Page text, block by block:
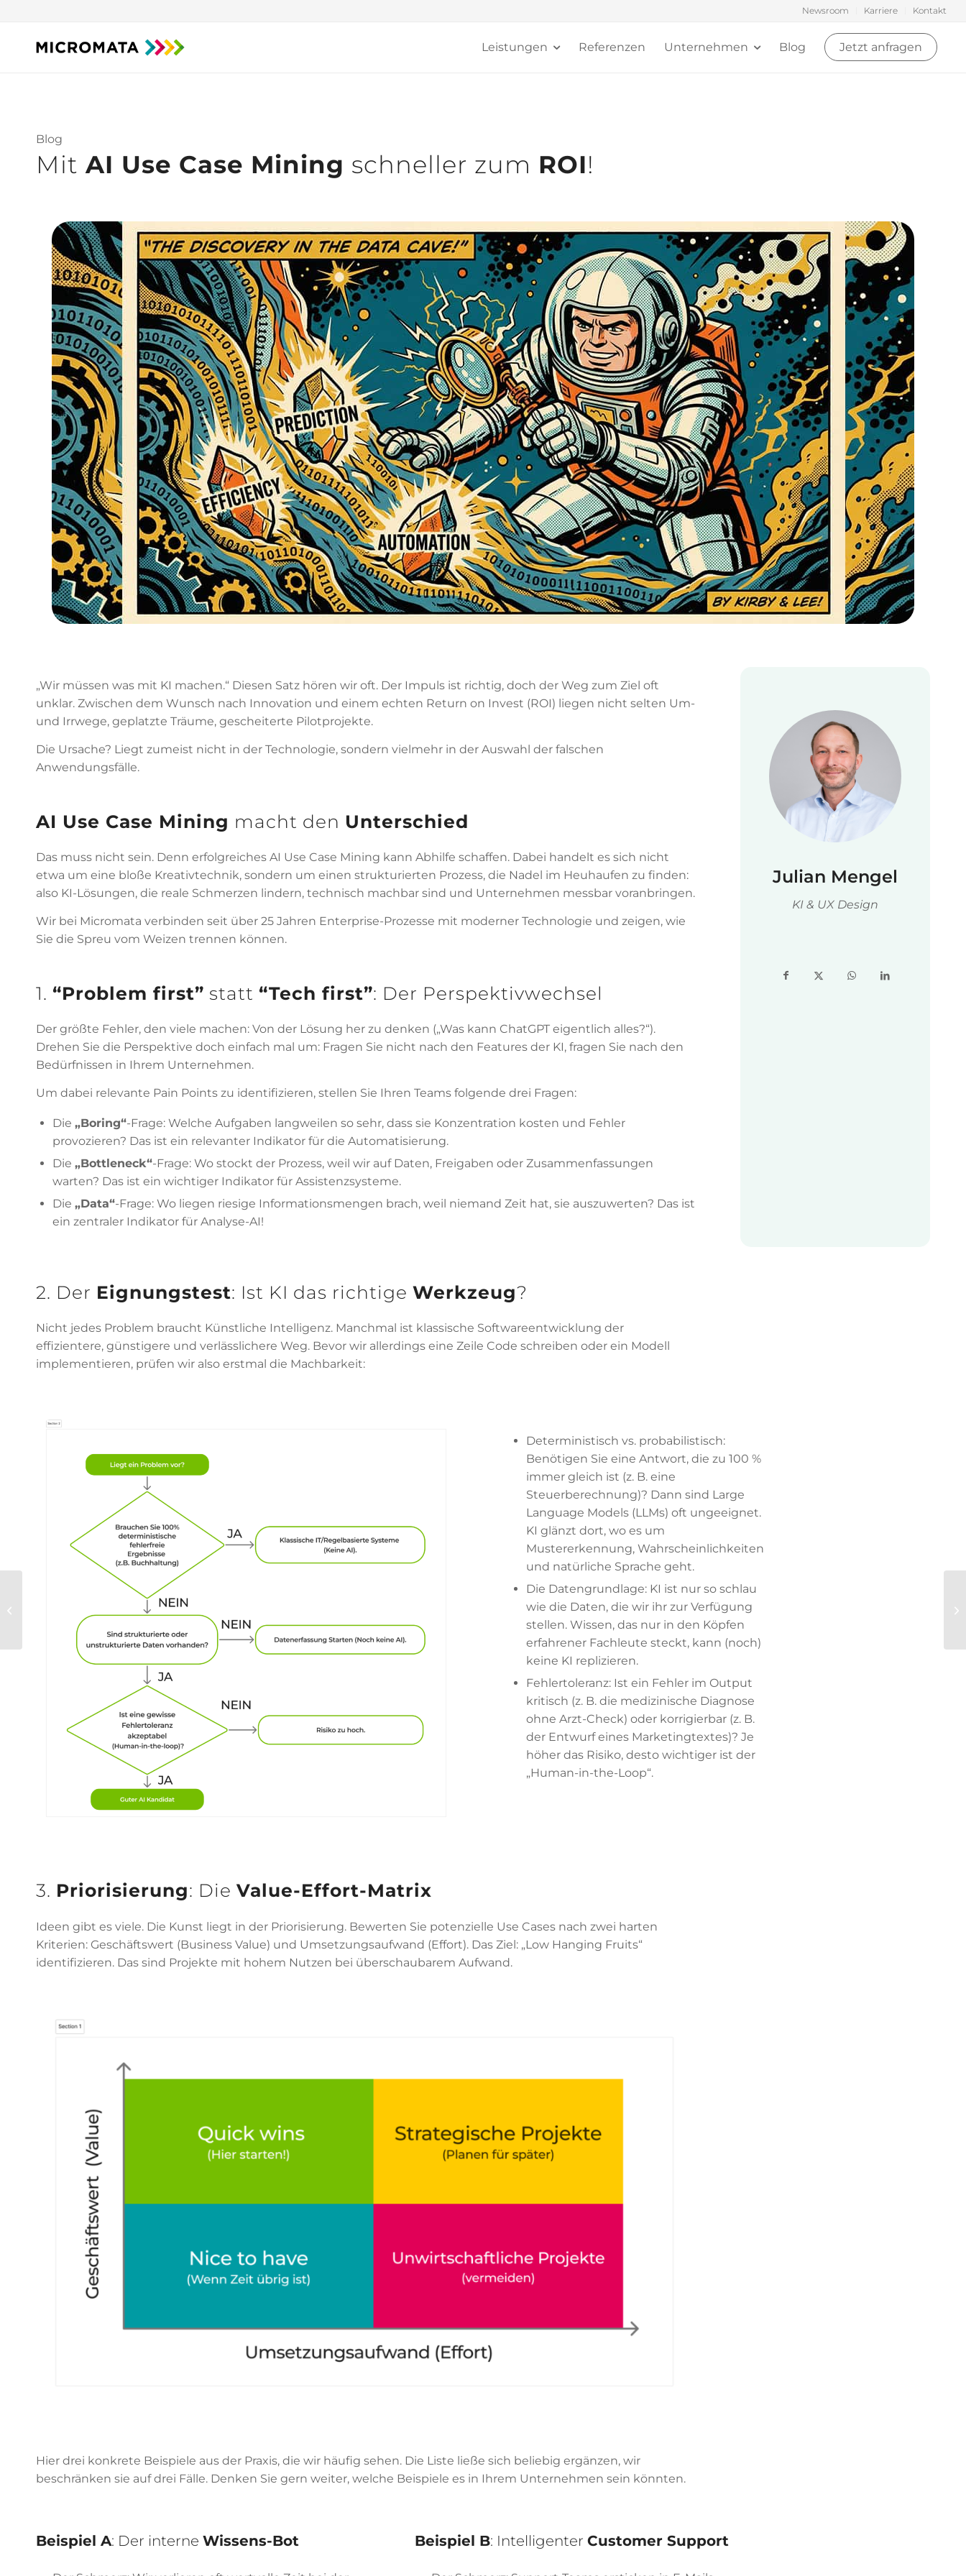
Newsroom Karriere Kontakt
Leistungen Referenzen Unternehmen Blog Jetzt anfragen
Blog
MitAI Use Case Mining schneller zum ROI!
„Wir müssen was mit KI machen.“ Diesen Satz hören wir oft. Der Impuls ist richtig, doch der Weg zum Ziel oft
unklar. Zwischen dem Wunsch nach Innovation und einem echten Return on Invest (ROI) liegen nicht selten Um-
und Irrwege, geplatzte Träume, gescheiterte Pilotprojekte.
Die Ursache? Liegt zumeist nicht in der Technologie, sondern vielmehr in der Auswahl der falschen
Anwendungsfälle.
AI Use Case Mining macht den Unterschied
Das muss nicht sein. Denn erfolgreiches AI Use Case Mining kann Abhilfe schaffen. Dabei handelt es sich nicht
etwa um eine bloße Kreativtechnik, sondern um einen strukturierten Prozess, die Nadel im Heuhaufen zu finden:
also KI-Lösungen, die reale Schmerzen lindern, technisch machbar sind und Unternehmen messbar voranbringen.
Wir bei Micromata verbinden seit über 25 Jahren Enterprise-Prozesse mit moderner Technologie und zeigen, wie
Sie die Spreu vom Weizen trennen können.
1. “Problem first” statt “Tech first”: Der Perspektivwechsel
Der größte Fehler, den viele machen: Von der Lösung her zu denken („Was kann ChatGPT eigentlich alles?“).
Drehen Sie die Perspektive doch einfach mal um: Fragen Sie nicht nach den Features der KI, fragen Sie nach den
Bedürfnissen in Ihrem Unternehmen.
Um dabei relevante Pain Points zu identifizieren, stellen Sie Ihren Teams folgende drei Fragen:
Die „Boring“-Frage: Welche Aufgaben langweilen so sehr, dass sie Konzentration kosten und Fehler
provozieren? Das ist ein relevanter Indikator für die Automatisierung.
Die „Bottleneck“-Frage: Wo stockt der Prozess, weil wir auf Daten, Freigaben oder Zusammenfassungen
warten? Das ist ein wichtiger Indikator für Assistenzsysteme.
Die „Data“-Frage: Wo liegen riesige Informationsmengen brach, weil niemand Zeit hat, sie auszuwerten? Das ist
ein zentraler Indikator für Analyse-AI!
Julian Mengel
KI & UX Design
2. Der Eignungstest: Ist KI das richtige Werkzeug?
Nicht jedes Problem braucht Künstliche Intelligenz. Manchmal ist klassische Softwareentwicklung der
effizientere, günstigere und verlässlichere Weg. Bevor wir allerdings eine Zeile Code schreiben oder ein Modell
implementieren, prüfen wir also erstmal die Machbarkeit:
Deterministisch vs. probabilistisch:
Benötigen Sie eine Antwort, die zu 100 %
immer gleich ist (z. B. eine
Steuerberechnung)? Dann sind Large
Language Models (LLMs) oft ungeeignet.
KI glänzt dort, wo es um
Mustererkennung, Wahrscheinlichkeiten
und natürliche Sprache geht.
Die Datengrundlage: KI ist nur so schlau
wie die Daten, die wir ihr zur Verfügung
stellen. Wissen, das nur in den Köpfen
erfahrener Fachleute steckt, kann (noch)
keine KI replizieren.
Fehlertoleranz: Ist ein Fehler im Output
kritisch (z. B. die medizinische Diagnose
ohne Arzt-Check) oder korrigierbar (z. B.
der Entwurf eines Marketingtextes)? Je
höher das Risiko, desto wichtiger ist der
„Human-in-the-Loop“.
3. Priorisierung: Die Value-Effort-Matrix
Ideen gibt es viele. Die Kunst liegt in der Priorisierung. Bewerten Sie potenzielle Use Cases nach zwei harten
Kriterien: Geschäftswert (Business Value) und Umsetzungsaufwand (Effort). Das Ziel: „Low Hanging Fruits“
identifizieren. Das sind Projekte mit hohem Nutzen bei überschaubarem Aufwand.
Hier drei konkrete Beispiele aus der Praxis, die wir häufig sehen. Die Liste ließe sich beliebig ergänzen, wir
beschränken sie auf drei Fälle. Denken Sie gern weiter, welche Beispiele es in Ihrem Unternehmen sein könnten.
Beispiel A: Der interne Wissens-Bot Beispiel B: IntelligenterCustomer Support
sachlicher Überblick